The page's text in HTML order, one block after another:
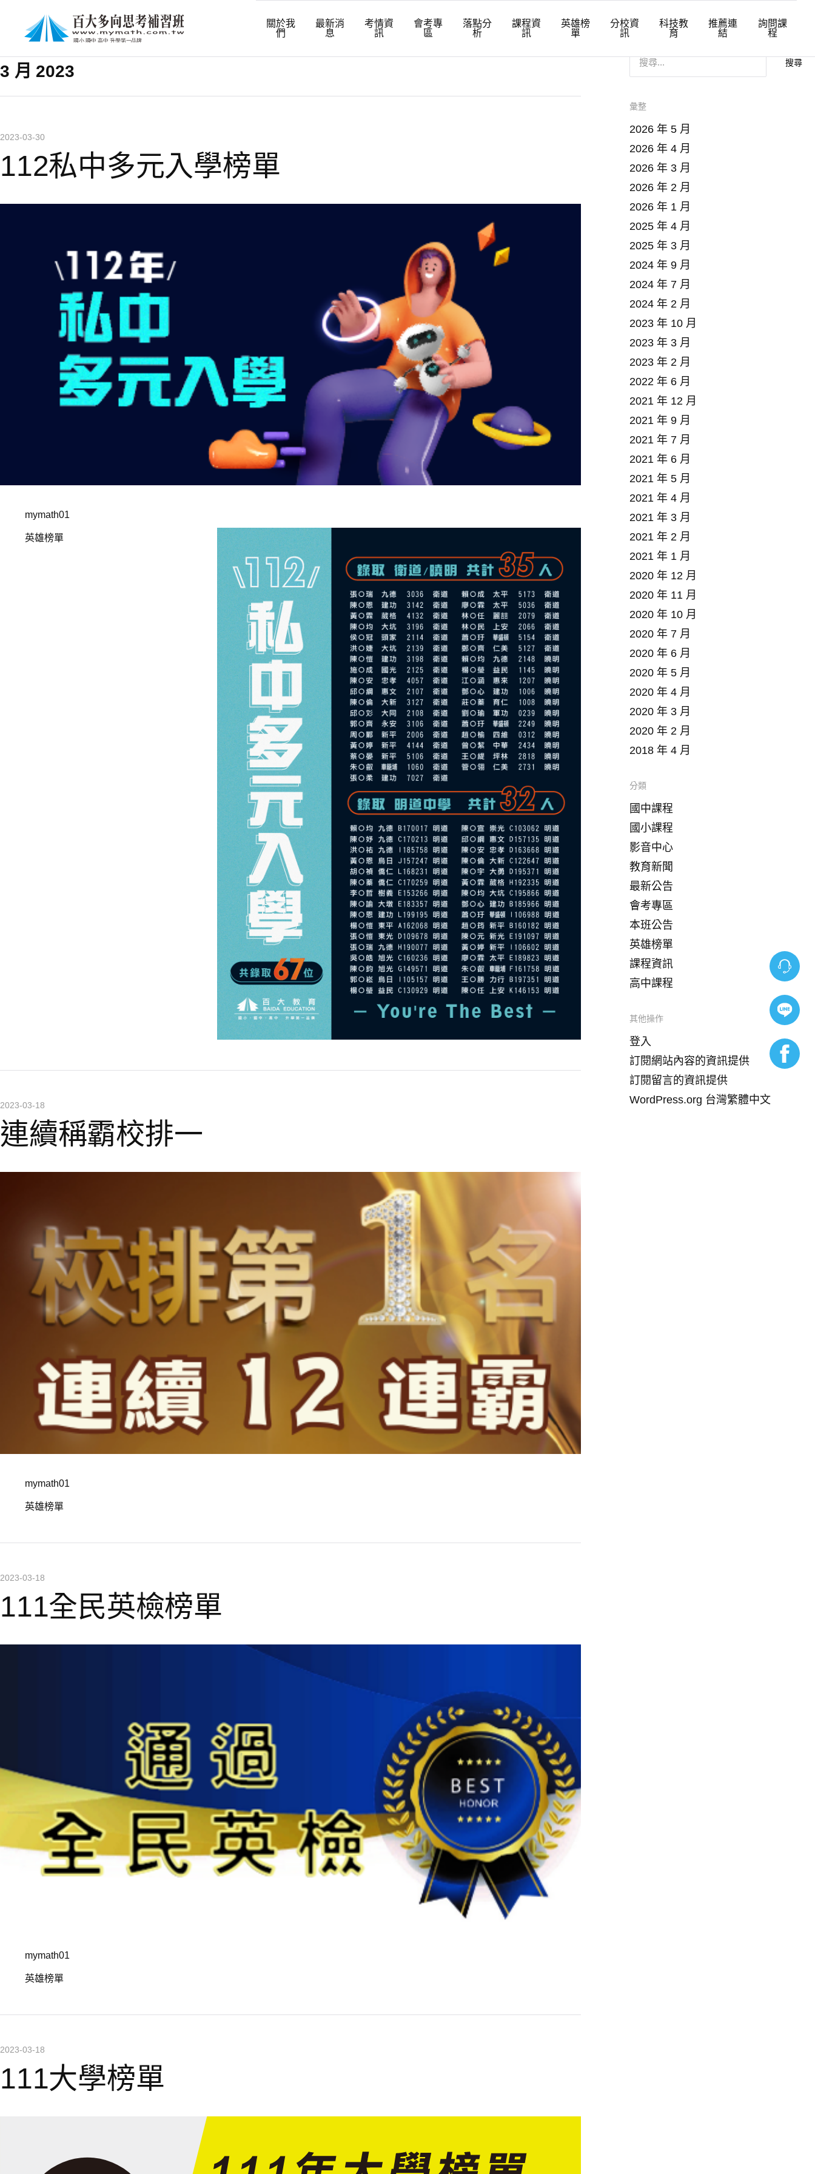
關於我
們
最新消
息
考情資
訊
會考專
區
落點分
析
課程資
訊
英雄榜
單
分校資
訊
科技教
育
推薦連
結
詢問課
程
3 月 2023
2023-03-30
112私中多元入學榜單
mymath01
英雄榜單
2023-03-18
連續稱霸校排一
mymath01
英雄榜單
2023-03-18
111全民英檢榜單
mymath01
英雄榜單
2023-03-18
111大學榜單
尋
鍵
彙整
2026 年 5 月
2026 年 4 月
2026 年 3 月
2026 年 2 月
2026 年 1 月
2025 年 4 月
2025 年 3 月
2024 年 9 月
2024 年 7 月
2024 年 2 月
2023 年 10 月
2023 年 3 月
2023 年 2 月
2022 年 6 月
2021 年 12 月
2021 年 9 月
2021 年 7 月
2021 年 6 月
2021 年 5 月
2021 年 4 月
2021 年 3 月
2021 年 2 月
2021 年 1 月
2020 年 12 月
2020 年 11 月
2020 年 10 月
2020 年 7 月
2020 年 6 月
2020 年 5 月
2020 年 4 月
2020 年 3 月
2020 年 2 月
2018 年 4 月
分類
國中課程
國小課程
影音中心
教育新聞
最新公告
會考專區
本班公告
英雄榜單
課程資訊
高中課程
其他操作
登入
訂閱網站內容的資訊提供
訂閱留言的資訊提供
WordPress.org 台灣繁體中文